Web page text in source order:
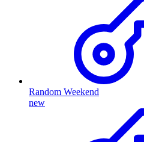
Random Weekend
new